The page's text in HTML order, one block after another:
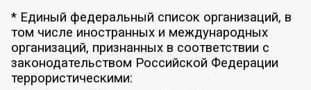
* Единый федеральный список организаций, в
том числе иностранных и международных
организаций, признанных в соответствии с
законодательством Российской Федерации
террористическими: